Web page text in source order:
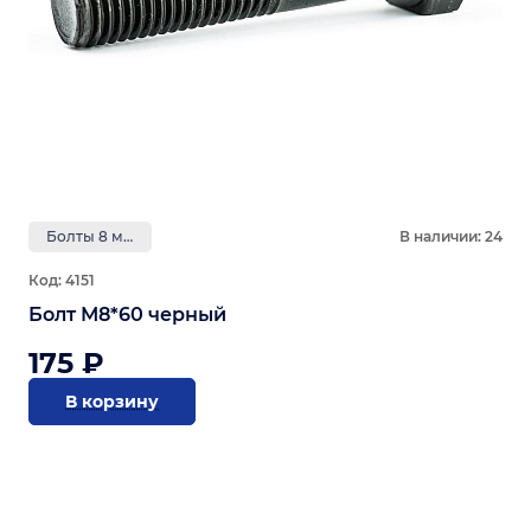
Болты 8 мм В наличии: 24
Код: 4151
Болт М8*60 черный
175 ₽
В корзину